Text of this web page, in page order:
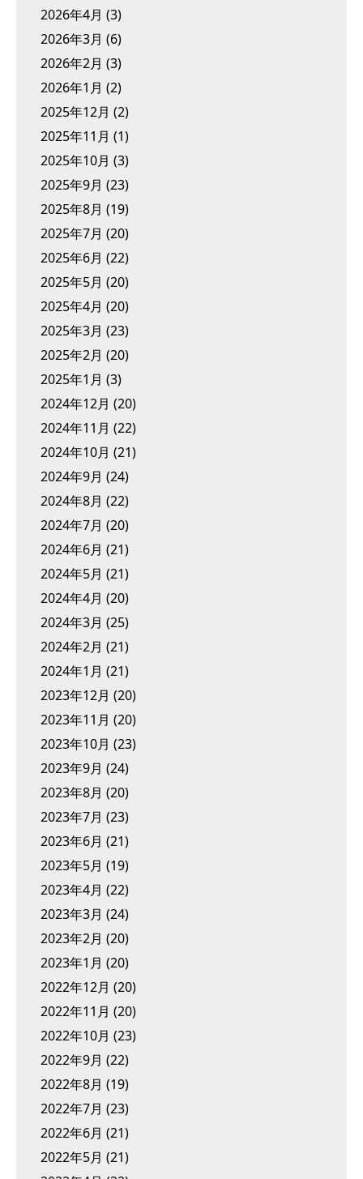
2026年4月 (3)
2026年3月 (6)
2026年2月 (3)
2026年1月 (2)
2025年12月 (2)
2025年11月 (1)
2025年10月 (3)
2025年9月 (23)
2025年8月 (19)
2025年7月 (20)
2025年6月 (22)
2025年5月 (20)
2025年4月 (20)
2025年3月 (23)
2025年2月 (20)
2025年1月 (3)
2024年12月 (20)
2024年11月 (22)
2024年10月 (21)
2024年9月 (24)
2024年8月 (22)
2024年7月 (20)
2024年6月 (21)
2024年5月 (21)
2024年4月 (20)
2024年3月 (25)
2024年2月 (21)
2024年1月 (21)
2023年12月 (20)
2023年11月 (20)
2023年10月 (23)
2023年9月 (24)
2023年8月 (20)
2023年7月 (23)
2023年6月 (21)
2023年5月 (19)
2023年4月 (22)
2023年3月 (24)
2023年2月 (20)
2023年1月 (20)
2022年12月 (20)
2022年11月 (20)
2022年10月 (23)
2022年9月 (22)
2022年8月 (19)
2022年7月 (23)
2022年6月 (21)
2022年5月 (21)